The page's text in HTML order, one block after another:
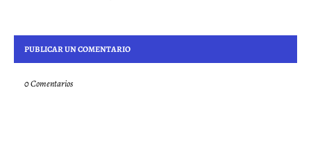
PUBLICAR UN COMENTARIO
0 Comentarios